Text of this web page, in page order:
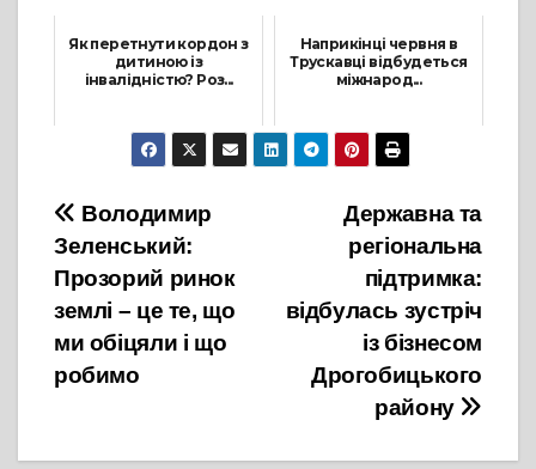
Як перетнути кордон з
дитиною із
інвалідністю? Роз...
12 Квітня, 2022
Наприкінці червня в
Трускавці відбудеться
міжнарод...
9 Червня, 2021
Навігація
записів
Державна та
регіональна
підтримка:
відбулась зустріч
із бізнесом
Дрогобицького
району
Володимир
Зеленський:
Прозорий ринок
землі – це те, що
ми обіцяли і що
робимо